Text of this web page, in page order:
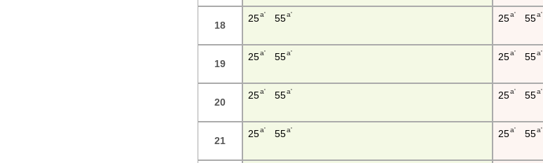
18
25a' 55a' 25a' 55a'
19
25a' 55a' 25a' 55a'
20
25a' 55a' 25a' 55a'
21
25a' 55a' 25a' 55a'